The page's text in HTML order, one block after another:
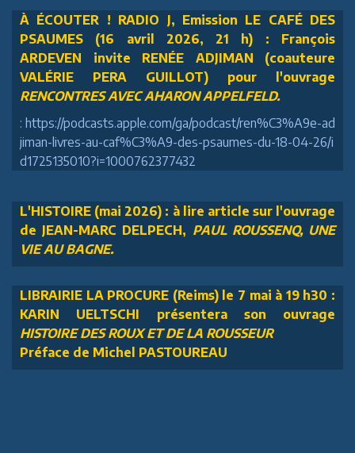
À ÉCOUTER ! RADIO J, Emission LE CAFÉ DES
PSAUMES (16 avril 2026, 21 h) : François
ARDEVEN invite RENÉE ADJIMAN (coauteure
VALÉRIE PERA GUILLOT) pour l'ouvrage
RENCONTRES AVEC AHARON APPELFELD.
: https://podcasts.apple.com/ga/podcast/ren%C3%A9e-ad
jiman-livres-au-caf%C3%A9-des-psaumes-du-18-04-26/i
d1725135010?i=1000762377432
L'HISTOIRE (mai 2026) : à lire article sur l'ouvrage
de JEAN-MARC DELPECH, PAUL ROUSSENQ, UNE
VIE AU BAGNE.
LIBRAIRIE LA PROCURE (Reims) le 7 mai à 19 h30 :
KARIN UELTSCHI présentera son ouvrage
HISTOIRE DES ROUX ET DE LA ROUSSEUR
Préface de Michel PASTOUREAU